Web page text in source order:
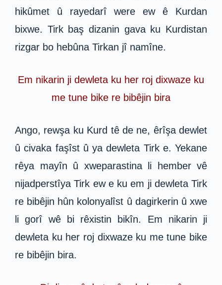
hikûmet û rayedarî were ew ê Kurdan
bixwe. Tirk baş dizanin gava ku Kurdistan
rizgar bo hebûna Tirkan jî namîne.
Em nikarin ji dewleta ku her roj dixwaze ku
me tune bike re bibêjin bira
Ango, rewşa ku Kurd tê de ne, êrîşa dewlet
û civaka faşîst û ya dewleta Tirk e. Yekane
rêya mayîn û xweparastina li hember vê
nijadperstîya Tirk ew e ku em ji dewleta Tirk
re bibêjin hûn kolonyalîst û dagirkerin û xwe
li gorî wê bi rêxistin bikîn. Em nikarin ji
dewleta ku her roj dixwaze ku me tune bike
re bibêjin bira.